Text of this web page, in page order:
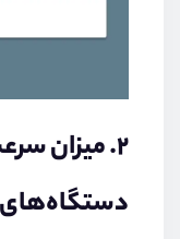
۲. میزان